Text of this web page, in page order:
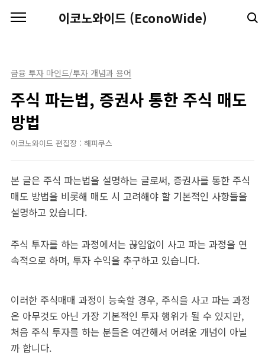
이코노와이드 (EconoWide)
금융 투자 마인드/투자 개념과 용어
주식 파는법, 증권사 통한 주식 매도
방법
이코노와이드 편집장 : 해피쿠스
본 글은 주식 파는법을 설명하는 글로써, 증권사를 통한 주식
매도 방법을 비롯해 매도 시 고려해야 할 기본적인 사항들을
설명하고 있습니다.
주식 투자를 하는 과정에서는 끊임없이 사고 파는 과정을 연
속적으로 하며, 투자 수익을 추구하고 있습니다.
이러한 주식매매 과정이 능숙할 경우, 주식을 사고 파는 과정
은 아무것도 아닌 가장 기본적인 투자 행위가 될 수 있지만,
처음 주식 투자를 하는 분들은 여간해서 어려운 개념이 아닐
까 합니다.